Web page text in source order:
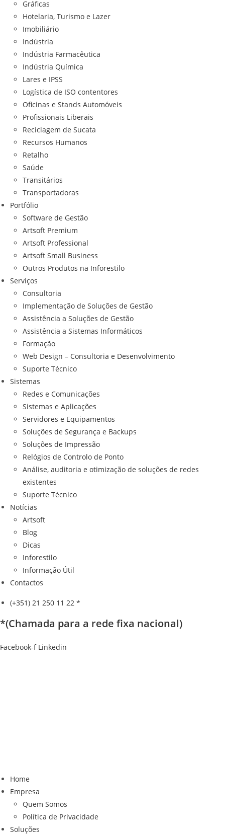
Gráficas
Hotelaria, Turismo e Lazer
Imobiliário
Indústria
Indústria Farmacêutica
Indústria Química
Lares e IPSS
Logística de ISO contentores
Oficinas e Stands Automóveis
Profissionais Liberais
Reciclagem de Sucata
Recursos Humanos
Retalho
Saúde
Transitários
Transportadoras
Portfólio
Software de Gestão
Artsoft Premium
Artsoft Professional
Artsoft Small Business
Outros Produtos na Inforestilo
Serviços
Consultoria
Implementação de Soluções de Gestão
Assistência a Soluções de Gestão
Assistência a Sistemas Informáticos
Formação
Web Design – Consultoria e Desenvolvimento
Suporte Técnico
Sistemas
Redes e Comunicações
Sistemas e Aplicações
Servidores e Equipamentos
Soluções de Segurança e Backups
Soluções de Impressão
Relógios de Controlo de Ponto
Análise, auditoria e otimização de soluções de redes
existentes
Suporte Técnico
Notícias
Artsoft
Blog
Dicas
Inforestilo
Informação Útil
Contactos
(+351) 21 250 11 22 *
*(Chamada para a rede fixa nacional)
Facebook-f Linkedin
Home
Empresa
Quem Somos
Política de Privacidade
Soluções